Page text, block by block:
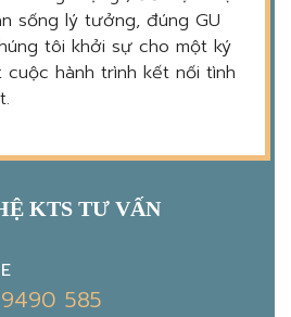
sống lý tưởng, đúng GU
tôi khởi sự cho một ký
hành trình kết nối tình
KTS TƯ VẤN
585